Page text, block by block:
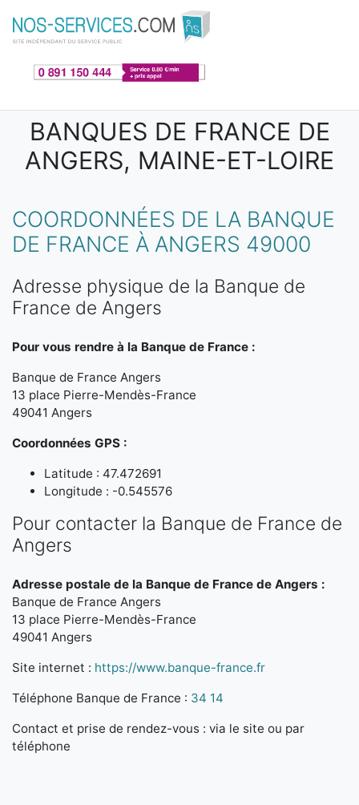
Aller au contenu principal
BANQUES DE FRANCE DE
ANGERS, MAINE-ET-LOIRE
COORDONNÉES DE LA BANQUE
DE FRANCE À ANGERS 49000
Adresse physique de la Banque de
France de Angers
Pour vous rendre à la Banque de France :
Banque de France Angers
13 place Pierre-Mendès-France
49041 Angers
Coordonnées GPS :
Latitude : 47.472691
Longitude : -0.545576
Pour contacter la Banque de France de
Angers
Adresse postale de la Banque de France de Angers :
Banque de France Angers
13 place Pierre-Mendès-France
49041 Angers
Site internet : https://www.banque-france.fr
Téléphone Banque de France : 34 14
Contact et prise de rendez-vous : via le site ou par
téléphone